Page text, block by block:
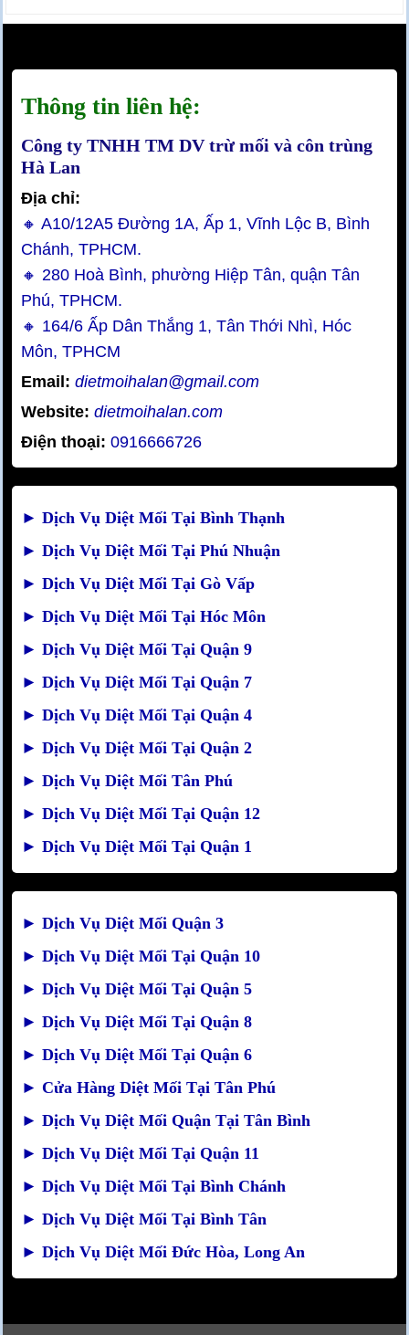
Thông tin liên hệ:
Công ty TNHH TM DV trừ mối và côn trùng
Hà Lan
Địa chỉ:
🔸 A10/12A5 Đường 1A, Ấp 1, Vĩnh Lộc B, Bình
Chánh, TPHCM.
🔸 280 Hoà Bình, phường Hiệp Tân, quận Tân
Phú, TPHCM.
🔸 164/6 Ấp Dân Thắng 1, Tân Thới Nhì, Hóc
Môn, TPHCM
Email: dietmoihalan@gmail.com
Website: dietmoihalan.com
Điện thoại: 0916666726
► Dịch Vụ Diệt Mối Tại Bình Thạnh
► Dịch Vụ Diệt Mối Tại Phú Nhuận
► Dịch Vụ Diệt Mối Tại Gò Vấp
► Dịch Vụ Diệt Mối Tại Hóc Môn
► Dịch Vụ Diệt Mối Tại Quận 9
► Dịch Vụ Diệt Mối Tại Quận 7
► Dịch Vụ Diệt Mối Tại Quận 4
► Dịch Vụ Diệt Mối Tại Quận 2
► Dịch Vụ Diệt Mối Tân Phú
► Dịch Vụ Diệt Mối Tại Quận 12
► Dịch Vụ Diệt Mối Tại Quận 1
► Dịch Vụ Diệt Mối Quận 3
► Dịch Vụ Diệt Mối Tại Quận 10
► Dịch Vụ Diệt Mối Tại Quận 5
► Dịch Vụ Diệt Mối Tại Quận 8
► Dịch Vụ Diệt Mối Tại Quận 6
► Cửa Hàng Diệt Mối Tại Tân Phú
► Dịch Vụ Diệt Mối Quận Tại Tân Bình
► Dịch Vụ Diệt Mối Tại Quận 11
► Dịch Vụ Diệt Mối Tại Bình Chánh
► Dịch Vụ Diệt Mối Tại Bình Tân
► Dịch Vụ Diệt Mối Đức Hòa, Long An